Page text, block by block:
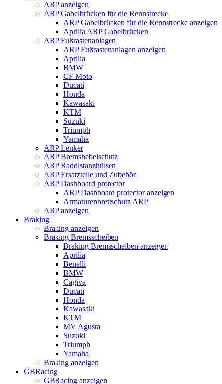
ARP anzeigen
ARP Gabelbrücken für die Rennstrecke
ARP Gabelbrücken für die Rennstrecke anzeigen
Aprilia ARP Gabelbrücken
ARP Fußrastenanlagen
ARP Fußrastenanlagen anzeigen
Aprilia
BMW
CF Moto
Ducati
Honda
Kawasaki
KTM
Suzuki
Triumph
Yamaha
ARP Lenker
ARP Bremshebelschutz
ARP Raddistanzhülsen
ARP Ersatzteile und Zubehör
ARP Dashboard protector
ARP Dashboard protector anzeigen
Armaturenbrettschutz ARP
ARP anzeigen
Braking
Braking anzeigen
Braking Bremsscheiben
Braking Bremsscheiben anzeigen
Aprilia
Benelli
BMW
Cagiva
Ducati
Honda
Kawasaki
KTM
MV Agusta
Suzuki
Triumph
Yamaha
Braking anzeigen
GBRacing
GBRacing anzeigen